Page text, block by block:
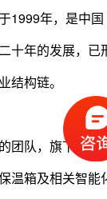
1999年，是中国
十年的发展，已
结构链。
团队，旗下主要
温箱及相关智能